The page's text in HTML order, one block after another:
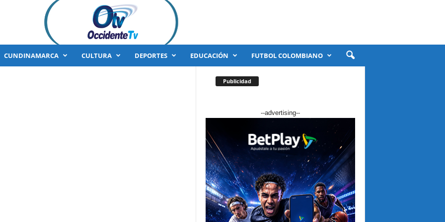
CUNDINAMARCA CULTURA DEPORTES EDUCACIÓN FUTBOL COLOMBIANO
Publicidad
--advertising--